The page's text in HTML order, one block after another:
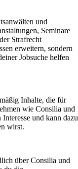
und
Seminare
Strafrecht
erweitern, sondern
Jobsuche helfen
Inhalte, die für
wie Consilia und
und kann dazu
wirst.
über Consilia und